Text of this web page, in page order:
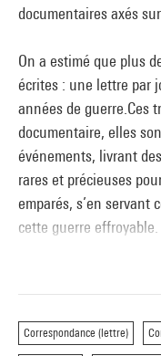
documentaires axés
On a estimé que plus
écrites : une lettre par
années de guerre.Ces
documentaire, elles
événements, livrant
rares et précieuses
emparés, s’en servant
cette guerre effroyable.
d’autres guerres, telle
guerre d’Algérie, la
guérillas sud-
Correspondance (lettre)